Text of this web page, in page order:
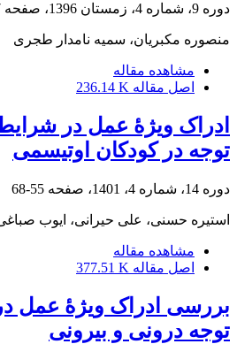
دوره 9، شماره 4، زمستان 1396، صفحه
منصوره مکبریان، سمیه نامدار طجری
مشاهده مقاله
اصل مقاله 236.14 K
ادراک ویژۀ عمل در
توجه در کودکان اوتیسمی
دوره 14، شماره 4، 1401، صفحه 55-68
استیره حسنی، علی حیرانی، ایوب
مشاهده مقاله
اصل مقاله 377.51 K
بررسی ادراک ویژۀ عمل
توجه درونی و بیرونی